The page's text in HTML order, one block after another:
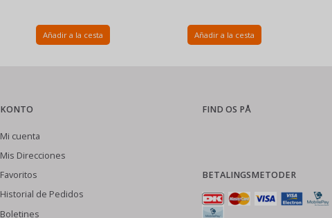
Añadir a la cesta Añadir a la cesta
KONTO
Mi cuenta
Mis Direcciones
Favoritos
Historial de Pedidos
Boletines
FIND OS PÅ
BETALINGSMETODER